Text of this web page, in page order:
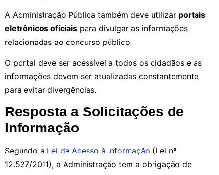
A Administração Pública também deve utilizar portais
eletrônicos oficiais para divulgar as informações
relacionadas ao concurso público.
O portal deve ser acessível a todos os cidadãos e as
informações devem ser atualizadas constantemente
para evitar divergências.
Resposta a Solicitações de
Informação
Segundo a Lei de Acesso à Informação (Lei nº
12.527/2011), a Administração tem a obrigação de